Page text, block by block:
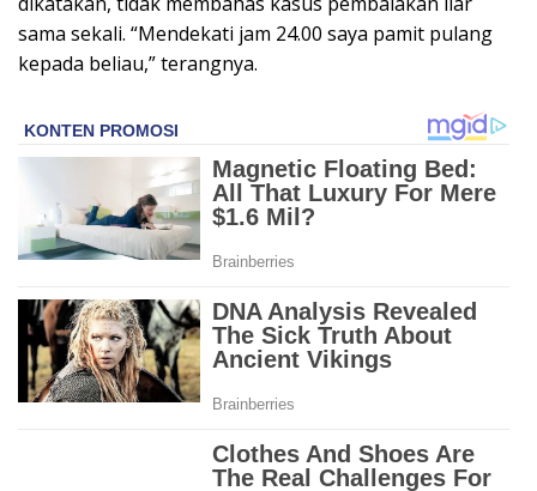
sama sekali. “Mendekati jam 24.00 saya pamit pulang
kepada beliau,” terangnya.